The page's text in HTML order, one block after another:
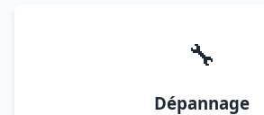
🔧
Dépannage